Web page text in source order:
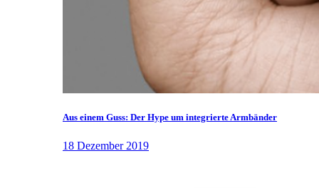
Aus einem Guss: Der Hype um integrierte Armbänder
18 Dezember 2019